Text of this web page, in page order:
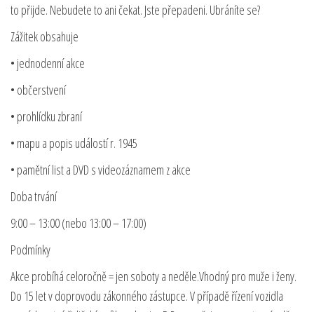
to přijde. Nebudete to ani čekat. Jste přepadeni. Ubráníte se?
Zážitek obsahuje
• jednodenní akce
• občerstvení
• prohlídku zbraní
• mapu a popis událostí r. 1945
• pamětní list a DVD s videozáznamem z akce
Doba trvání
9:00 – 13:00 (nebo 13:00 – 17:00)
Podmínky
Akce probíhá celoročně = jen soboty a neděle.Vhodný pro muže i ženy.
Do 15 let v doprovodu zákonného zástupce. V případě řízení vozidla